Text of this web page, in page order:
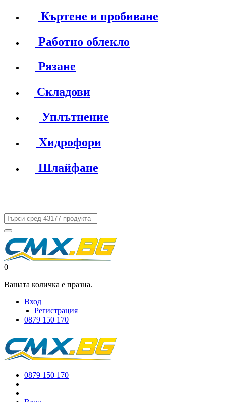
Къртене и пробиване
Работно облекло
Рязане
Складови
Уплътнение
Хидрофори
Шлайфане
0
Вашата количка е празна.
Вход
Регистрация
0879 150 170
0879 150 170